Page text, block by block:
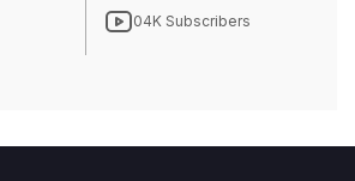
04K Subscribers